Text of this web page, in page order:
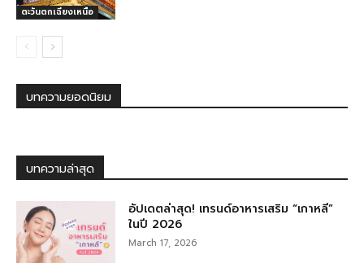
ตะวันตกเฉียงเหนือ
บทความยอดนิยม
บทความล่าสุด
อัปเดตล่าสุด! เทรนด์อาหารเสริม “เกาหลี”
ในปี 2026
March 17, 2026